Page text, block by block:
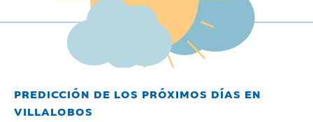
PREDICCIÓN DE LOS PRÓXIMOS DÍAS EN
VILLALOBOS